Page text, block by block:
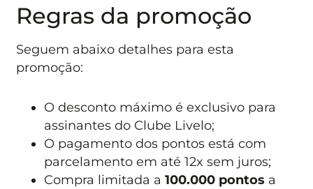
Regras da promoção
Seguem abaixo detalhes para esta
promoção:
O desconto máximo é exclusivo para
assinantes do Clube Livelo;
O pagamento dos pontos está com
parcelamento em até 12x sem juros;
Compra limitada a100.000 pontos a